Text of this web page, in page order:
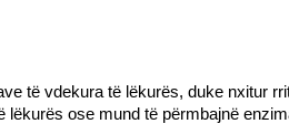
të vdekura të lëkurës, duke nxitur
ose mund të përmbajnë